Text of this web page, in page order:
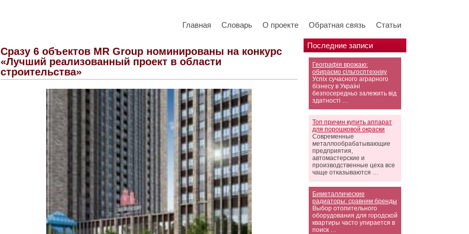
Главная Словарь О проекте Обратная связь Статьи
Последние записи
Географія врожаю:
обираємо сільгосптехніку
Успіх сучасного аграрного
бізнесу в Україні
безпосередньо залежить від
здатності …
Топ причин купить аппарат
для порошковой окраски
Современные
металлообрабатывающие
предприятия,
автомастерские и
производственные цеха все
чаще отказываются …
Биметаллические
радиаторы: сравним бренды
Выбор отопительного
оборудования для городской
квартиры часто упирается в
поиск …
Сразу 6 объектов MR Group номинированы на конкурс
«Лучший реализованный проект в области
строительства»